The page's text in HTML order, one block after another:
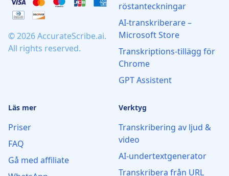
© 2026 AccurateScribe.ai.
All rights reserved.
röstanteckningar
AI‑transkriberare –
Microsoft Store
Transkriptions‑tillägg för
Chrome
GPT Assistent
Läs mer
Priser
FAQ
Gå med affiliate
Verktyg
Transkribering av ljud &
video
AI-undertextgenerator
Transkribera från URL